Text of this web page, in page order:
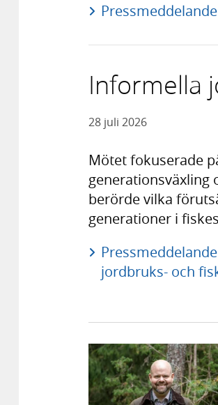
Informella
28 juli 2026
Mötet fokuserade
generationsväxling
berörde vilka
generationer i
jordbruks- och